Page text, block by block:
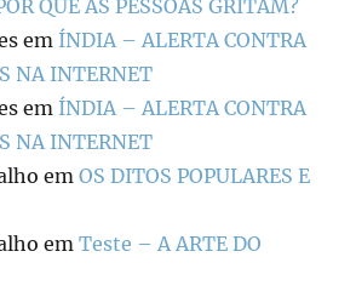
QUE AS PESSOAS GRITAM?
em ÍNDIA – ALERTA CONTRA
NA INTERNET
em ÍNDIA – ALERTA CONTRA
NA INTERNET
emOS DITOS POPULARES E
emTeste – A ARTE DO